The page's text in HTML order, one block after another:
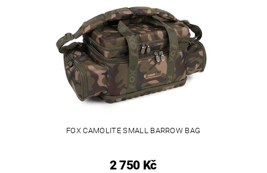
FOX CAMOLITE SMALL BARROW BAG
2 750 Kč